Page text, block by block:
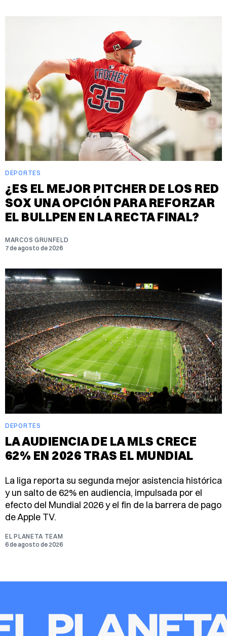
DEPORTES
¿ES EL MEJOR PITCHER DE LOS RED
SOX UNA OPCIÓN PARA REFORZAR
EL BULLPEN EN LA RECTA FINAL?
MARCOS GRUNFELD
7 de agosto de 2026
DEPORTES
LA AUDIENCIA DE LA MLS CRECE
62% EN 2026 TRAS EL MUNDIAL
La liga reporta su segunda mejor asistencia histórica
y un salto de 62% en audiencia, impulsada por el
efecto del Mundial 2026 y el fin de la barrera de pago
de Apple TV.
EL PLANETA TEAM
6 de agosto de 2026